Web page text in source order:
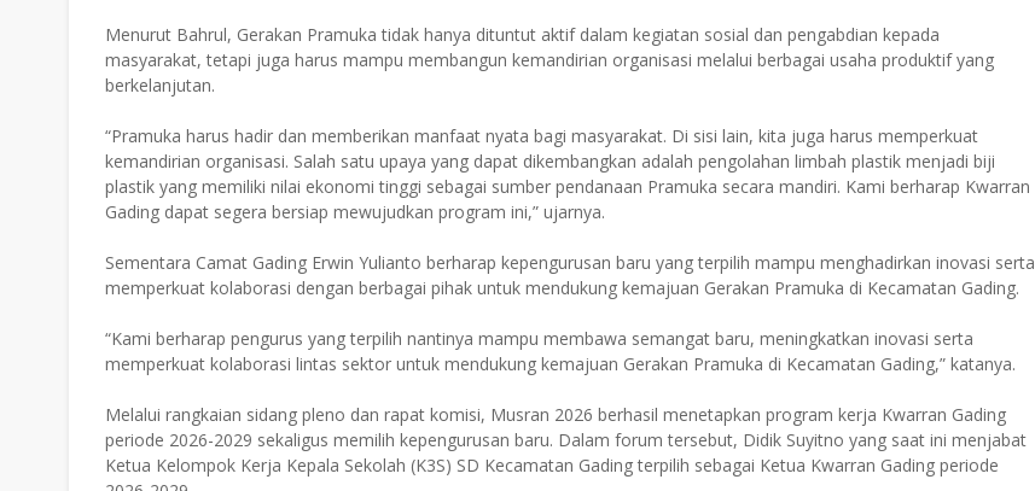
Menurut Bahrul, Gerakan Pramuka tidak hanya dituntut aktif dalam kegiatan sosial dan pengabdian kepada
masyarakat, tetapi juga harus mampu membangun kemandirian organisasi melalui berbagai usaha produktif yang
berkelanjutan.
“Pramuka harus hadir dan memberikan manfaat nyata bagi masyarakat. Di sisi lain, kita juga harus memperkuat
kemandirian organisasi. Salah satu upaya yang dapat dikembangkan adalah pengolahan limbah plastik menjadi biji
plastik yang memiliki nilai ekonomi tinggi sebagai sumber pendanaan Pramuka secara mandiri. Kami berharap Kwarran
Gading dapat segera bersiap mewujudkan program ini,” ujarnya.
Sementara Camat Gading Erwin Yulianto berharap kepengurusan baru yang terpilih mampu menghadirkan inovasi serta
memperkuat kolaborasi dengan berbagai pihak untuk mendukung kemajuan Gerakan Pramuka di Kecamatan Gading.
“Kami berharap pengurus yang terpilih nantinya mampu membawa semangat baru, meningkatkan inovasi serta
memperkuat kolaborasi lintas sektor untuk mendukung kemajuan Gerakan Pramuka di Kecamatan Gading,” katanya.
Melalui rangkaian sidang pleno dan rapat komisi, Musran 2026 berhasil menetapkan program kerja Kwarran Gading
periode 2026-2029 sekaligus memilih kepengurusan baru. Dalam forum tersebut, Didik Suyitno yang saat ini menjabat
Ketua Kelompok Kerja Kepala Sekolah (K3S) SD Kecamatan Gading terpilih sebagai Ketua Kwarran Gading periode